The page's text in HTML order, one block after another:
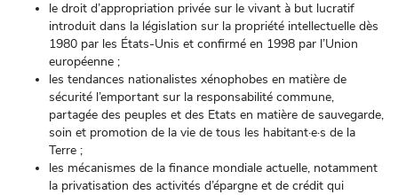
le droit d’appropriation privée sur le vivant à but lucratif
introduit dans la législation sur la propriété intellectuelle dès
1980 par les États-Unis et confirmé en 1998 par l’Union
européenne ;
les tendances nationalistes xénophobes en matière de
sécurité l’emportant sur la responsabilité commune,
partagée des peuples et des Etats en matière de sauvegarde,
soin et promotion de la vie de tous les habitant·e·s de la
Terre ;
les mécanismes de la finance mondiale actuelle, notamment
la privatisation des activités d’épargne et de crédit qui